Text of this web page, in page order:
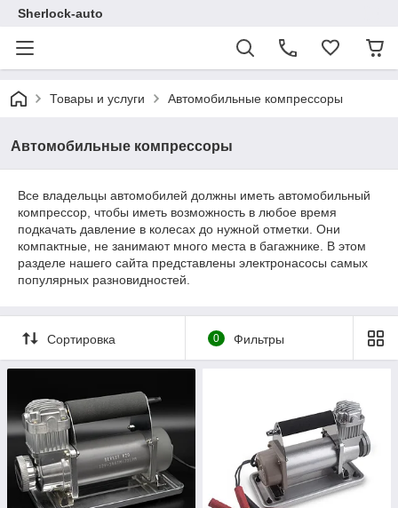
Sherlock-auto
Товары и услуги Автомобильные компрессоры
Автомобильные компрессоры
Все владельцы автомобилей должны иметь автомобильный
компрессор, чтобы иметь возможность в любое время
подкачать давление в колесах до нужной отметки. Они
компактные, не занимают много места в багажнике. В этом
разделе нашего сайта представлены электронасосы самых
популярных разновидностей.
Сортировка 0 Фильтры